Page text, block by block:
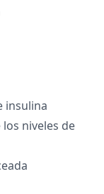
insulina
niveles de